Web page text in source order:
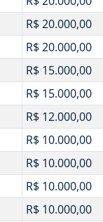
R$ 20.000,00
R$ 20.000,00
R$ 15.000,00
R$ 15.000,00
R$ 12.000,00
R$ 10.000,00
R$ 10.000,00
R$ 10.000,00
R$ 10.000,00